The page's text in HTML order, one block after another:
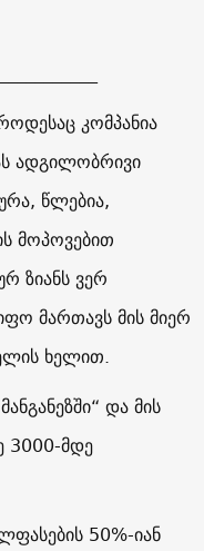
კომპანია
ადგილობრივი
წლებია,
მოპოვებით
ზიანს ვერ
მართავს მის მიერ
ხელით.
და მის
3000-მდე
50%-იან